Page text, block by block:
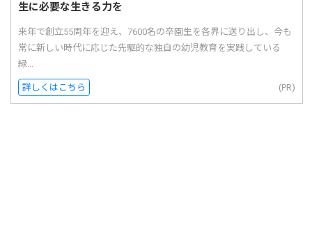
生に必要な生きる力を
来年で創立55周年を迎え、7600名の卒園生を各界に送り出し、今も
常に新しい時代に応じた先駆的な独自の幼児教育を実践している
緑...
詳しくはこちら (PR)